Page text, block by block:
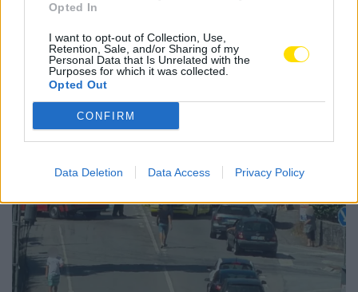
Opted In
I want to opt-out of Collection, Use,
Retention, Sale, and/or Sharing of my
Personal Data that Is Unrelated with the
Purposes for which it was collected.
Opted Out
CONFIRM
Data Deletion Data Access Privacy Policy
Notícias Populares